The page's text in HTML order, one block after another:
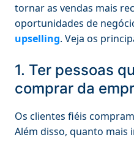
tornar as vendas mais
oportunidades de
upselling. Veja os
1. Ter pessoas
comprar da
Os clientes fiéis
Além disso, quanto mais